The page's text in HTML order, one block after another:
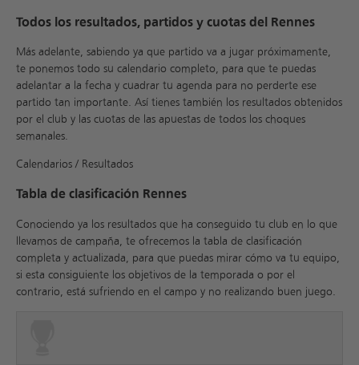
Todos los resultados, partidos y cuotas del Rennes
Más adelante, sabiendo ya que partido va a jugar próximamente,
te ponemos todo su calendario completo, para que te puedas
adelantar a la fecha y cuadrar tu agenda para no perderte ese
partido tan importante. Así tienes también los resultados obtenidos
por el club y las cuotas de las apuestas de todos los choques
semanales.
Calendarios / Resultados
Tabla de clasificación Rennes
Conociendo ya los resultados que ha conseguido tu club en lo que
llevamos de campaña, te ofrecemos la tabla de clasificación
completa y actualizada, para que puedas mirar cómo va tu equipo,
si esta consiguiente los objetivos de la temporada o por el
contrario, está sufriendo en el campo y no realizando buen juego.